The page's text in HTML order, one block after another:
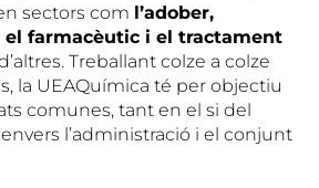
sectors com l’adober,
el farmacèutic i el tractament
Treballant colze a colze
la UEAQuímica té per objectiu
comunes, tant en el si del
l’administració i el conjunt